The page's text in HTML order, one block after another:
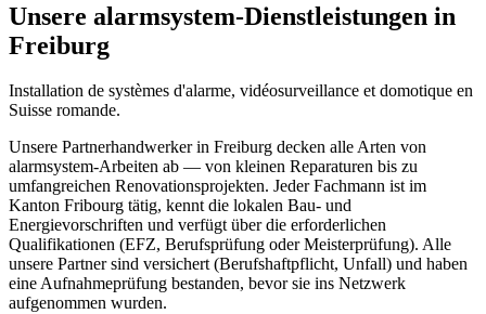
Unsere alarmsystem-Dienstleistungen in
Freiburg
Installation de systèmes d'alarme, vidéosurveillance et domotique en
Suisse romande.
Unsere Partnerhandwerker in Freiburg decken alle Arten von
alarmsystem-Arbeiten ab — von kleinen Reparaturen bis zu
umfangreichen Renovationsprojekten. Jeder Fachmann ist im
Kanton Fribourg tätig, kennt die lokalen Bau- und
Energievorschriften und verfügt über die erforderlichen
Qualifikationen (EFZ, Berufsprüfung oder Meisterprüfung). Alle
unsere Partner sind versichert (Berufshaftpflicht, Unfall) und haben
eine Aufnahmeprüfung bestanden, bevor sie ins Netzwerk
aufgenommen wurden.